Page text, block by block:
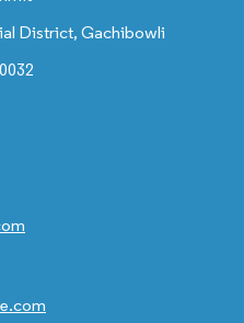
District, Gachibowli